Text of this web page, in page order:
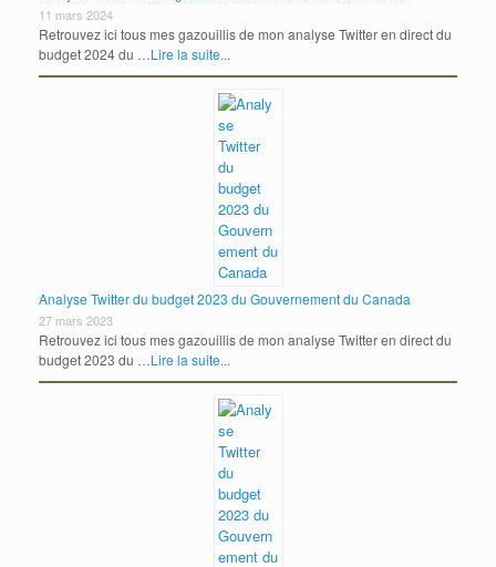
11 mars 2024
Retrouvez ici tous mes gazouillis de mon analyse Twitter en direct du
budget 2024 du …Lire la suite...
Analyse Twitter du budget 2023 du Gouvernement du Canada
27 mars 2023
Retrouvez ici tous mes gazouillis de mon analyse Twitter en direct du
budget 2023 du …Lire la suite...